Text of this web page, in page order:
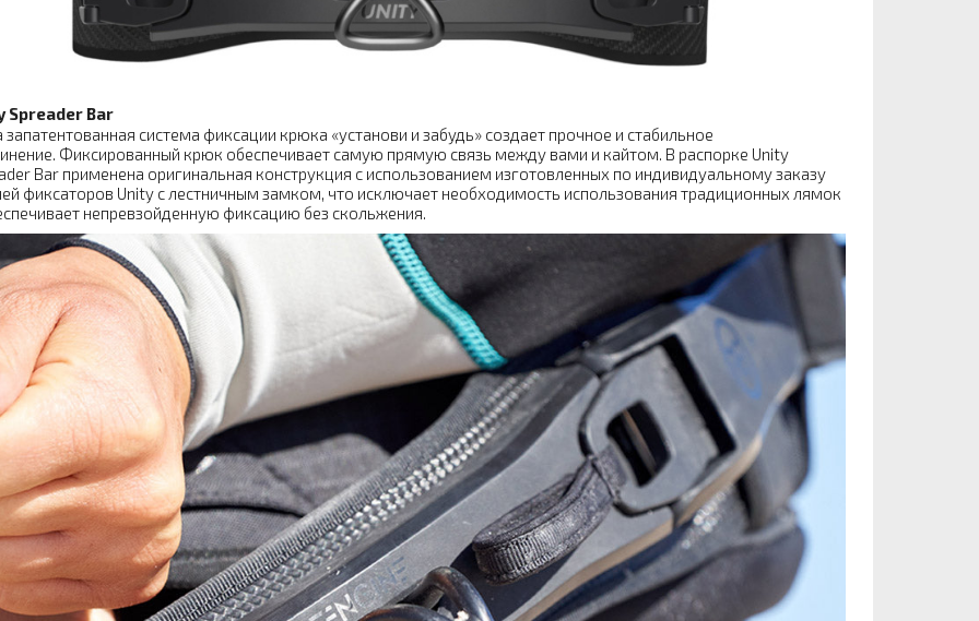
Spreader Bar
система фиксации крюка «установи и забудь» создает прочное и стабильное
Фиксированный крюк обеспечивает самую прямую связь между вами и кайтом. В распорке Unity
Bar применена оригинальная конструкция с использованием изготовленных по индивидуальному заказу
фиксаторов Unity с лестничным замком, что исключает необходимость использования традиционных лямок
непревзойденную фиксацию без скольжения.